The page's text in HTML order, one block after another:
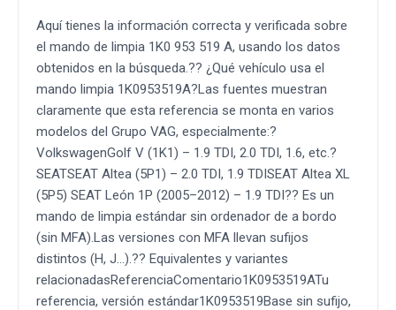
Aquí tienes la información correcta y verificada sobre
el mando de limpia 1K0 953 519 A, usando los datos
obtenidos en la búsqueda.?? ¿Qué vehículo usa el
mando limpia 1K0953519A?Las fuentes muestran
claramente que esta referencia se monta en varios
modelos del Grupo VAG, especialmente:?
VolkswagenGolf V (1K1) – 1.9 TDI, 2.0 TDI, 1.6, etc.?
SEATSEAT Altea (5P1) – 2.0 TDI, 1.9 TDISEAT Altea XL
(5P5) SEAT León 1P (2005–2012) – 1.9 TDI?? Es un
mando de limpia estándar sin ordenador de a bordo
(sin MFA).Las versiones con MFA llevan sufijos
distintos (H, J…).?? Equivalentes y variantes
relacionadasReferenciaComentario1K0953519ATu
referencia, versión estándar1K0953519Base sin sufijo,